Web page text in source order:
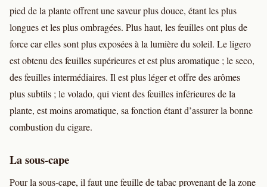
pied de la plante offrent une saveur plus douce, étant les plus
longues et les plus ombragées. Plus haut, les feuilles ont plus de
force car elles sont plus exposées à la lumière du soleil. Le ligero
est obtenu des feuilles supérieures et est plus aromatique ; le seco,
des feuilles intermédiaires. Il est plus léger et offre des arômes
plus subtils ; le volado, qui vient des feuilles inférieures de la
plante, est moins aromatique, sa fonction étant d’assurer la bonne
combustion du cigare.
La sous-cape
Pour la sous-cape, il faut une feuille de tabac provenant de la zone